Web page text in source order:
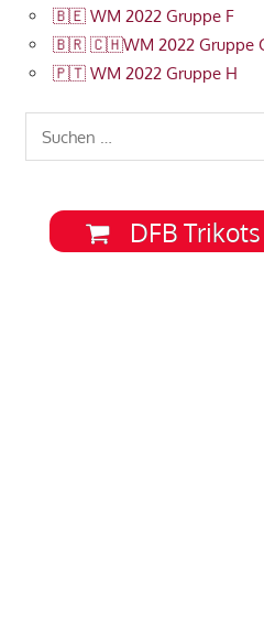
🇧🇪 WM 2022 Gruppe F
🇧🇷 🇨🇭WM 2022 Gruppe
🇵🇹 WM 2022 Gruppe H
DFB